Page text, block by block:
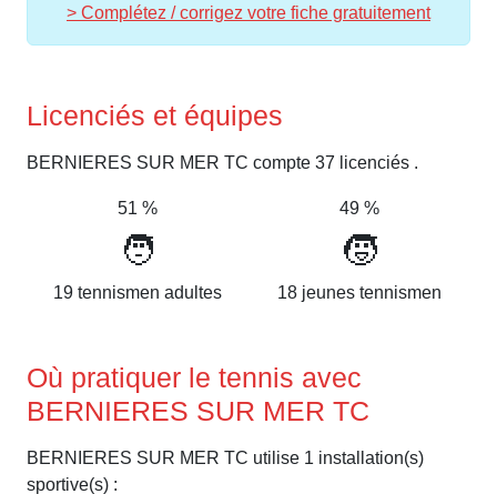
> Complétez / corrigez votre fiche gratuitement
Licenciés et équipes
BERNIERES SUR MER TC compte 37 licenciés .
51 % 49 %
🧑 🧒
19 tennismen adultes 18 jeunes tennismen
Où pratiquer le tennis avec
BERNIERES SUR MER TC
BERNIERES SUR MER TC utilise 1 installation(s)
sportive(s) :